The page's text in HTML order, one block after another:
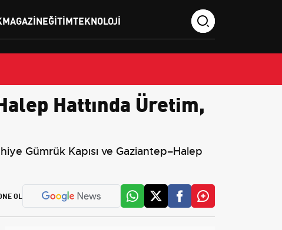
MAGAZINEĞITIMTEKNOLOJI
Hattında Üretim,
Gümrük Kapısı ve Gaziantep–Halep
OL